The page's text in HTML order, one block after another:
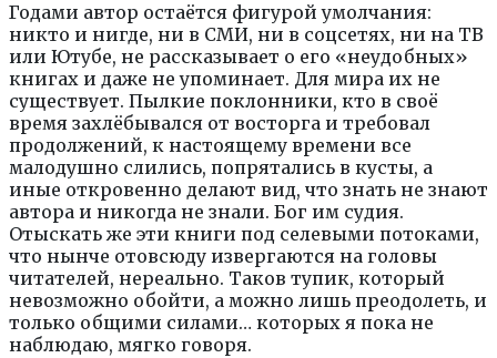
Годами автор остаётся фигурой умолчания:
никто и нигде, ни в СМИ, ни в соцсетях, ни на ТВ
или Ютубе, не рассказывает о его «неудобных»
книгах и даже не упоминает. Для мира их не
существует. Пылкие поклонники, кто в своё
время захлёбывался от восторга и требовал
продолжений, к настоящему времени все
малодушно слились, попрятались в кусты, а
иные откровенно делают вид, что знать не знают
автора и никогда не знали. Бог им судия.
Отыскать же эти книги под селевыми потоками,
что нынче отовсюду извергаются на головы
читателей, нереально. Таков тупик, который
невозможно обойти, а можно лишь преодолеть, и
только общими силами… которых я пока не
наблюдаю, мягко говоря.